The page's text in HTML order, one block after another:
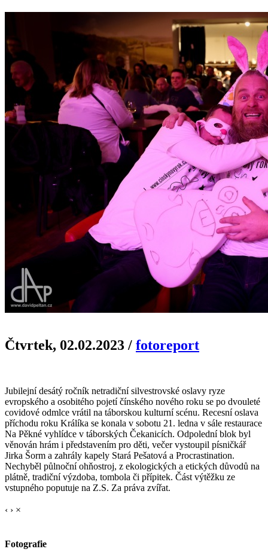
Čtvrtek, 02.02.2023 / fotoreport
Jubilejní desátý ročník netradiční silvestrovské oslavy ryze
evropského a osobitého pojetí čínského nového roku se po dvouleté
covidové odmlce vrátil na táborskou kulturní scénu. Recesní oslava
příchodu roku Králíka se konala v sobotu 21. ledna v sále restaurace
Na Pěkné vyhlídce v táborských Čekanicích. Odpolední blok byl
věnován hrám i představením pro děti, večer vystoupil písničkář
Jirka Šorm a zahrály kapely Stará Pešatová a Procrastination.
Nechyběl půlnoční ohňostroj, z ekologických a etických důvodů na
plátně, tradiční výzdoba, tombola či přípitek. Část výtěžku ze
vstupného poputuje na Z.S. Za práva zvířat.
‹ › ×
Fotografie